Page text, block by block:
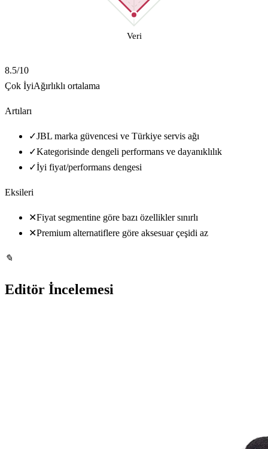
Veri
8.5/10
Çok İyiAğırlıklı ortalama
Artıları
✓JBL marka güvencesi ve Türkiye servis ağı
✓Kategorisinde dengeli performans ve dayanıklılık
✓İyi fiyat/performans dengesi
Eksileri
✕Fiyat segmentine göre bazı özellikler sınırlı
✕Premium alternatiflere göre aksesuar çeşidi az
✎
Editör İncelemesi